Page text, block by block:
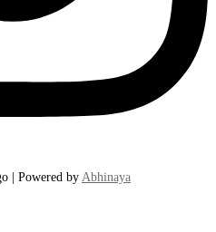
| Powered by Abhinaya